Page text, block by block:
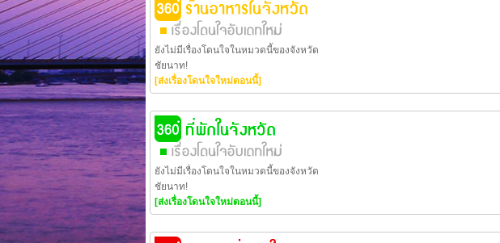
ยังไม่มีเรื่องโดนใจในหมวดนี้ของจังหวัด
ชัยนาท!
[ส่งเรื่องโดนใจใหม่ตอนนี้]
ยังไม่มีเรื่องโดนใจในหมวดนี้ของจังหวัด
ชัยนาท!
[ส่งเรื่องโดนใจใหม่ตอนนี้]